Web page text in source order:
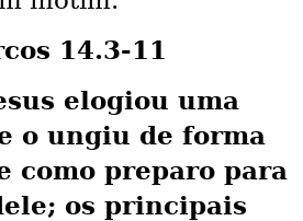
14.3-11
elogiou uma
o ungiu de forma
como preparo para
os principais